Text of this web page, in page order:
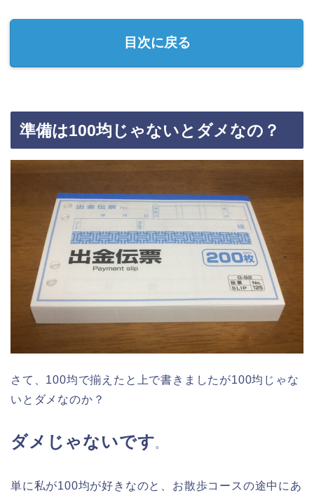
目次に戻る
準備は100均じゃないとダメなの？
さて、100均で揃えたと上で書きましたが100均じゃな
いとダメなのか？
ダメじゃないです。
単に私が100均が好きなのと、お散歩コースの途中にあ